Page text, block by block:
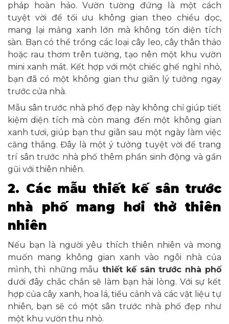
pháp hoàn hảo. Vườn tường đứng là một cách
tuyệt vời để tối ưu không gian theo chiều dọc,
mang lại mảng xanh lớn mà không tốn diện tích
sàn. Bạn có thể trồng các loại cây leo, cây thân thảo
hoặc rau thơm trên tường, tạo nên một khu vườn
mini xanh mát. Kết hợp với một chiếc ghế nghỉ nhỏ,
bạn đã có một không gian thư giãn lý tưởng ngay
trước cửa nhà.
Mẫu sân trước nhà phố đẹp này không chỉ giúp tiết
kiệm diện tích mà còn mang đến một không gian
xanh tươi, giúp bạn thư giãn sau một ngày làm việc
căng thẳng. Đây là một ý tưởng tuyệt vời để trang
trí sân trước nhà phố thêm phần sinh động và gần
gũi với thiên nhiên.
2. Các mẫu thiết kế sân trước
nhà phố mang hơi thở thiên
nhiên
Nếu bạn là người yêu thích thiên nhiên và mong
muốn mang không gian xanh vào ngôi nhà của
mình, thì những mẫu thiết kế sân trước nhà phố
dưới đây chắc chắn sẽ làm bạn hài lòng. Với sự kết
hợp của cây xanh, hoa lá, tiểu cảnh và các vật liệu tự
nhiên, bạn sẽ có một sân trước nhà phố đẹp như
một khu vườn thu nhỏ.